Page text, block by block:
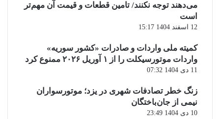
می‌دهند توجه نکنند/ تامین قطعات و قیمت آن مهم‌تر
است
12 اسفند 1404 15:17
کمیته ملی واردات و صادرات «کشور سوریه»
واردات موتورسیکلت را از ۱ آوریل ۲۰۲۶ ممنوع کرد
11 دی 1404 07:32
زنگ خطر تصادفات شهری در یزد؛ موتورسواران
نیمی از جان‌باختگان
10 دی 1404 23:49